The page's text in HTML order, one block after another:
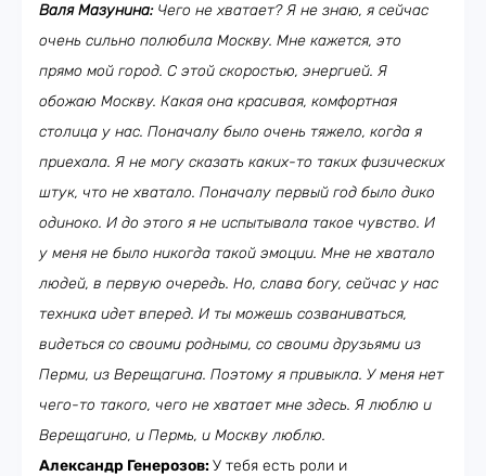
Валя Мазунина: Чего не хватает? Я не знаю, я сейчас
очень сильно полюбила Москву. Мне кажется, это
прямо мой город. С этой скоростью, энергией. Я
обожаю Москву. Какая она красивая, комфортная
столица у нас. Поначалу было очень тяжело, когда я
приехала. Я не могу сказать каких-то таких физических
штук, что не хватало. Поначалу первый год было дико
одиноко. И до этого я не испытывала такое чувство. И
у меня не было никогда такой эмоции. Мне не хватало
людей, в первую очередь. Но, слава богу, сейчас у нас
техника идет вперед. И ты можешь созваниваться,
видеться со своими родными, со своими друзьями из
Перми, из Верещагина. Поэтому я привыкла. У меня нет
чего-то такого, чего не хватает мне здесь. Я люблю и
Верещагино, и Пермь, и Москву люблю.
Александр Генерозов:У тебя есть роли и